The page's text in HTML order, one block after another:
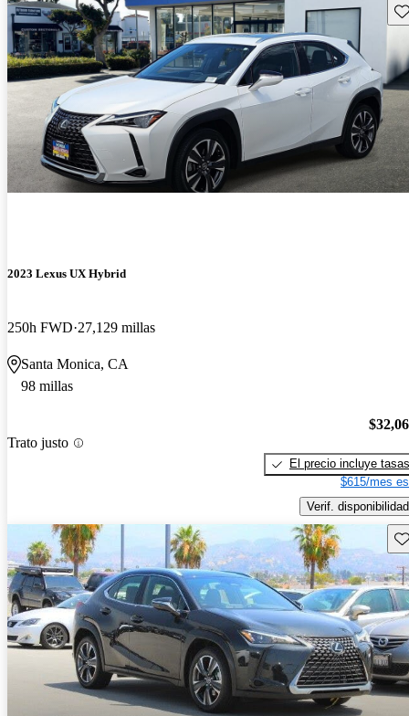
2023 Lexus UX Hybrid
250h FWD 27,129 millas
Santa Monica, CA
98 millas
Trato justo
El precio incluye tasas
$615/mes
Verif. disponibilidad